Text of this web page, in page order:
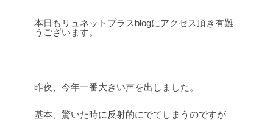
本日もリュネットプラスblogにアクセス頂き有難
うございます。
昨夜、今年一番大きい声を出しました。
基本、驚いた時に反射的にでてしまうのですが